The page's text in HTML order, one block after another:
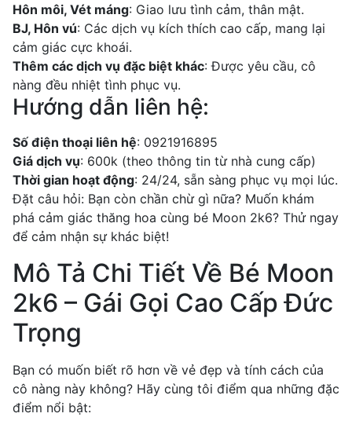
Hôn môi, Vét máng: Giao lưu tình cảm, thân mật.
BJ, Hôn vú: Các dịch vụ kích thích cao cấp, mang lại
cảm giác cực khoái.
Thêm các dịch vụ đặc biệt khác: Được yêu cầu, cô
nàng đều nhiệt tình phục vụ.
Hướng dẫn liên hệ:
Số điện thoại liên hệ: 0921916895
Giá dịch vụ: 600k (theo thông tin từ nhà cung cấp)
Thời gian hoạt động: 24/24, sẵn sàng phục vụ mọi lúc.
Đặt câu hỏi: Bạn còn chần chừ gì nữa? Muốn khám
phá cảm giác thăng hoa cùng bé Moon 2k6? Thử ngay
để cảm nhận sự khác biệt!
Mô Tả Chi Tiết Về Bé Moon
2k6 – Gái Gọi Cao Cấp Đức
Trọng
Bạn có muốn biết rõ hơn về vẻ đẹp và tính cách của
cô nàng này không? Hãy cùng tôi điểm qua những đặc
điểm nổi bật: